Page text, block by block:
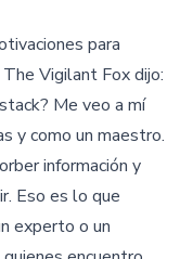
para
Vigilant Fox dijo:
Me veo a mí
y como un maestro.
información y
Eso es lo que
experto o un